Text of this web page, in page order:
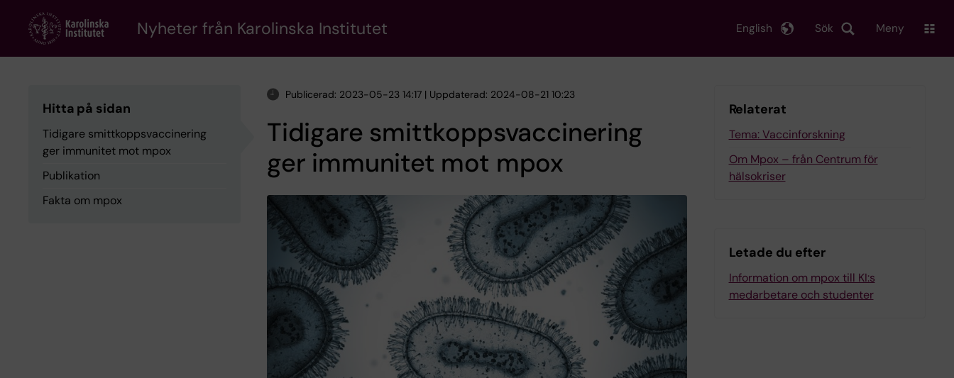
content
Nyheter från Karolinska Institutet Sök
English Meny
Hitta på sidan
Tidigare smittkoppsvaccinering
ger immunitet mot mpox
Publikation
Fakta om mpox
Publicerad: 2023-05-23 14:17 | Uppdaterad: 2024-08-21 10:23
Tidigare smittkoppsvaccinering
ger immunitet mot mpox
Relaterat
Tema: Vaccinforskning
Om Mpox – från Centrum för
hälsokriser
Letade du efter
Information om mpox till KI:s
medarbetare och studenter